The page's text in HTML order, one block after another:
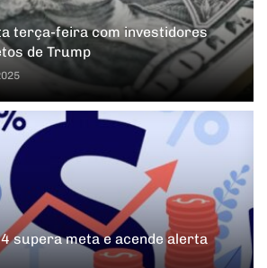
terça-feira com investidores
de Trump
supera meta e acende alerta